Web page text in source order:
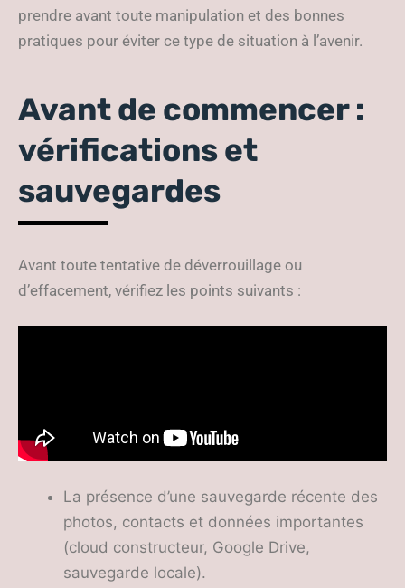
prendre avant toute manipulation et des bonnes
pratiques pour éviter ce type de situation à l’avenir.
Avant de commencer :
vérifications et
sauvegardes
Avant toute tentative de déverrouillage ou
d’effacement, vérifiez les points suivants :
La présence d’une sauvegarde récente des
photos, contacts et données importantes
(cloud constructeur, Google Drive,
sauvegarde locale).